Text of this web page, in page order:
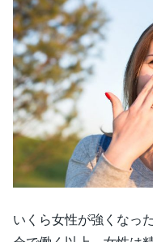
いくら女性が強くなっ